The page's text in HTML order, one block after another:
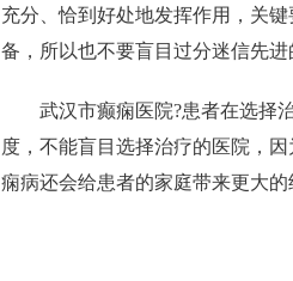
充分、恰到好处地发挥作用，关
备，所以也不要盲目过分迷信先进
武汉市癫痫医院?患者在选择
度，不能盲目选择治疗的医院，
痫病还会给患者的家庭带来更大